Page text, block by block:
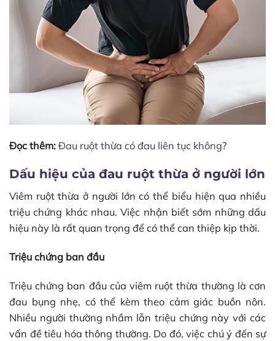
Đọc thêm: Đau ruột thừa có đau liên tục không?
Dấu hiệu của đau ruột thừa ở người lớn
Viêm ruột thừa ở người lớn có thể biểu hiện qua nhiều
triệu chứng khác nhau. Việc nhận biết sớm những dấu
hiệu này là rất quan trọng để có thể can thiệp kịp thời.
Triệu chứng ban đầu
Triệu chứng ban đầu của viêm ruột thừa thường là cơn
đau bụng nhẹ, có thể kèm theo cảm giác buồn nôn.
Nhiều người thường nhầm lẫn triệu chứng này với các
vấn đề tiêu hóa thông thường. Do đó, việc chú ý đến sự